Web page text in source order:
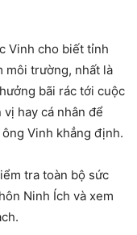
Vinh cho biết tỉnh
môi trường, nhất là
bãi rác tới cuộc
hay cá nhân để
Vinh khẳng định.
tra toàn bộ sức
Ninh Ích và xem